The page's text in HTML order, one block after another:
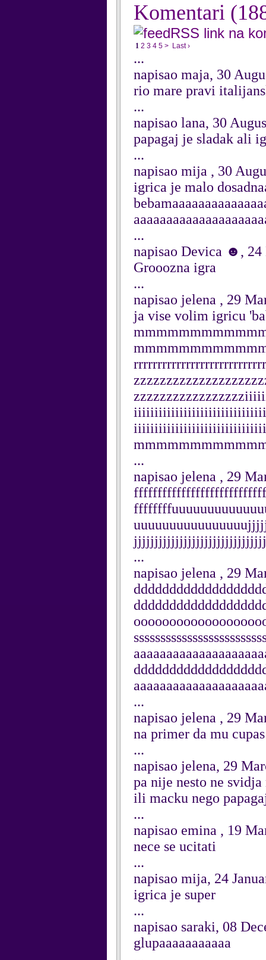
Komentari
RSS link na
1 2 3 4 5 > Last ›
...
napisao maja, 30
rio mare pravi
...
napisao lana, 30
papagaj je sladak ali
...
napisao mija , 30
igrica je malo
...
napisao Devica ☻, 24
Grooozna igra
...
napisao jelena , 29
ja vise volim igricu
...
napisao jelena , 29
...
napisao jelena , 29
...
napisao jelena , 29
na primer da mu
...
napisao jelena, 29
pa nije nesto ne
ili macku nego
...
napisao emina , 19
nece se ucitati
...
napisao mija, 24
igrica je super
...
napisao saraki, 08
glupaaaaaaaaaaa